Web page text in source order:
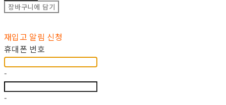
장바구니에 담기
재입고 알림 신청
휴대폰 번호
-
-